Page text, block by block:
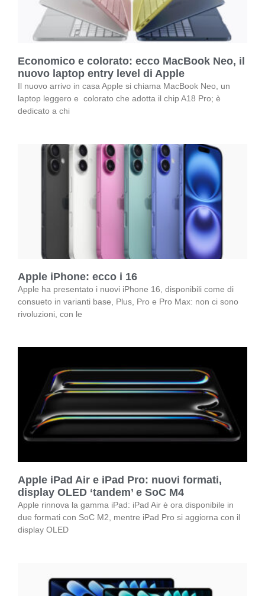
Economico e colorato: ecco MacBook Neo, il
nuovo laptop entry level di Apple
Il nuovo arrivo in casa Apple si chiama MacBook Neo, un
laptop leggero e colorato che adotta il chip A18 Pro; è
dedicato a chi
Apple iPhone: ecco i 16
Apple ha presentato i nuovi iPhone 16, disponibili come di
consueto in varianti base, Plus, Pro e Pro Max: non ci sono
rivoluzioni, con le
Apple iPad Air e iPad Pro: nuovi formati,
display OLED ‘tandem’ e SoC M4
Apple rinnova la gamma iPad: iPad Air è ora disponibile in
due formati con SoC M2, mentre iPad Pro si aggiorna con il
display OLED